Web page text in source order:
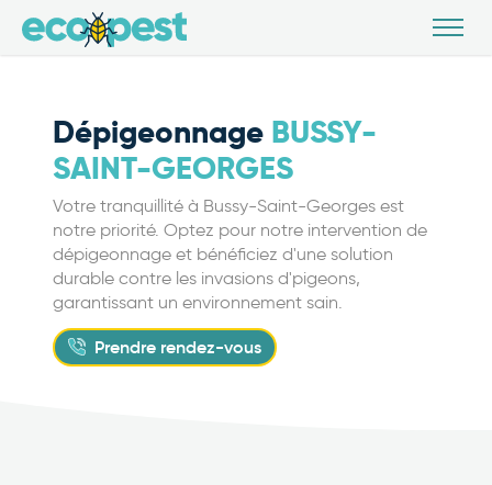
Dépigeonnage BUSSY-
SAINT-GEORGES
Votre tranquillité à Bussy-Saint-Georges est
notre priorité. Optez pour notre intervention de
dépigeonnage et bénéficiez d'une solution
durable contre les invasions d'pigeons,
garantissant un environnement sain.
Prendre rendez-vous